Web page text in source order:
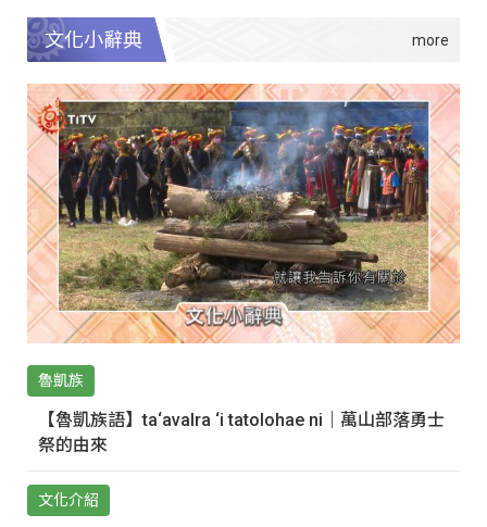
文化小辭典
魯凱族
【魯凱族語】ta‘avalra ‘i tatolohae ni｜萬山部落勇士
祭的由來
文化介紹